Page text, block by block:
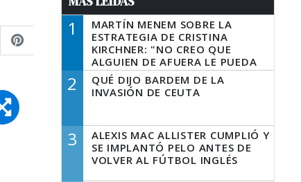
1
MARTÍN MENEM SOBRE LA
ESTRATEGIA DE CRISTINA
KIRCHNER: "NO CREO QUE
ALGUIEN DE AFUERA LE PUEDA
DECIR A LA JUSTICIA LO QUE
TIENE QUE HACER"
2
QUÉ DIJO BARDEM DE LA
INVASIÓN DE CEUTA
3
ALEXIS MAC ALLISTER CUMPLIÓ Y
SE IMPLANTÓ PELO ANTES DE
VOLVER AL FÚTBOL INGLÉS